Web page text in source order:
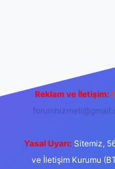
Reklam ve İletişim:
Yasal Uyarı: Sitemiz,
ve İletişim Kurumu